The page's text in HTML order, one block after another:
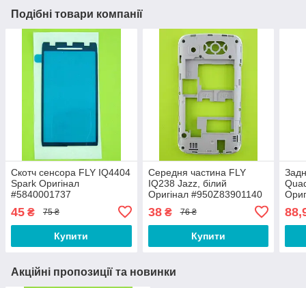
Подібні товари компанії
Скотч сенсора FLY IQ4404
Spark Оригінал
#5840001737
45 ₴ 75 ₴
Купити
Середня частина FLY
IQ238 Jazz, білий
Оригінал #950Z83901140
38₴ 76 ₴
Купити
Акційні пропозиції та новинки